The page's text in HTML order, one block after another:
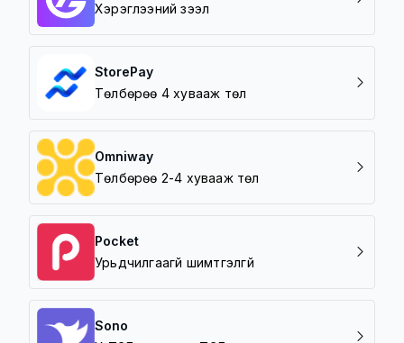
Хэрэглээний зээл
StorePay
Төлбөрөө 4 хувааж төл
Omniway
Төлбөрөө 2-4 хувааж төл
Pocket
Урьдчилгаагүй шимтгэлгүй
Sono